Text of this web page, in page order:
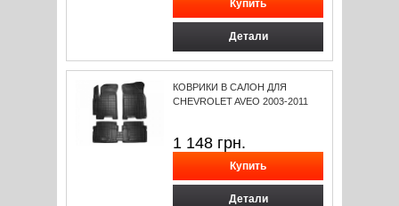
Детали
КОВРИКИ В САЛОН ДЛЯ
CHEVROLET AVEO 2003-2011
1 148 грн.
Детали